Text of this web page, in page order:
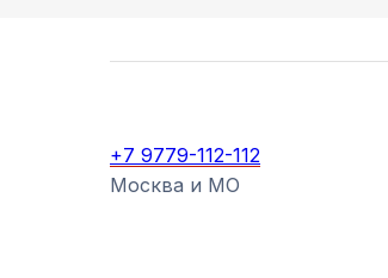
+7 9779-112-112
Москва и МО